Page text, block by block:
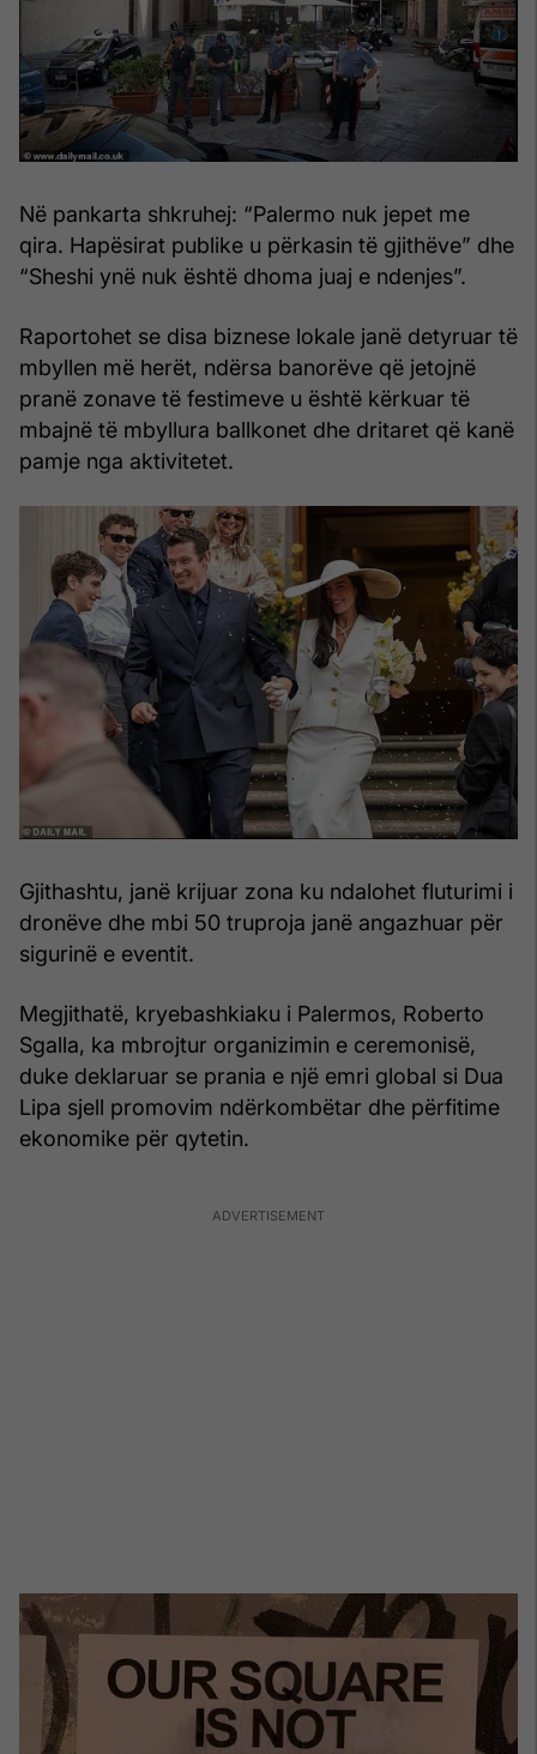
Në pankarta shkruhej: “Palermo nuk jepet me
qira. Hapësirat publike u përkasin të gjithëve” dhe
“Sheshi ynë nuk është dhoma juaj e ndenjes”.
Raportohet se disa biznese lokale janë detyruar të
mbyllen më herët, ndërsa banorëve që jetojnë
pranë zonave të festimeve u është kërkuar të
mbajnë të mbyllura ballkonet dhe dritaret që kanë
pamje nga aktivitetet.
Gjithashtu, janë krijuar zona ku ndalohet fluturimi i
dronëve dhe mbi 50 truproja janë angazhuar për
sigurinë e eventit.
Megjithatë, kryebashkiaku i Palermos, Roberto
Sgalla, ka mbrojtur organizimin e ceremonisë,
duke deklaruar se prania e një emri global si Dua
Lipa sjell promovim ndërkombëtar dhe përfitime
ekonomike për qytetin.